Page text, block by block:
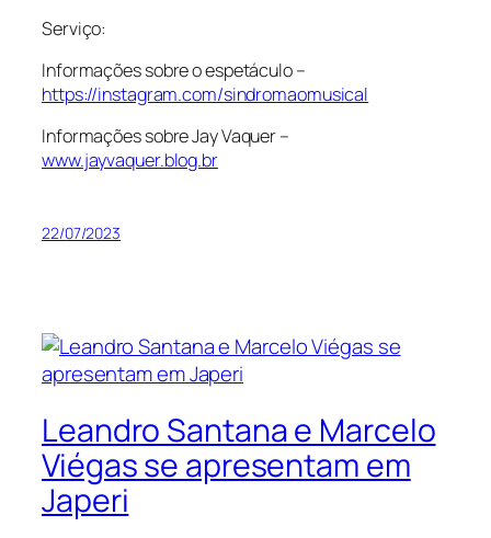
Serviço:
Informações sobre o espetáculo –
https://instagram.com/sindromaomusical
Informações sobre Jay Vaquer –
www.jayvaquer.blog.br
22/07/2023
Leandro Santana e Marcelo
Viégas se apresentam em
Japeri